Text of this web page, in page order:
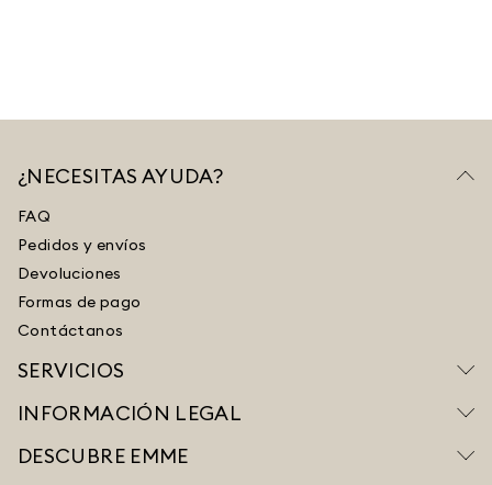
¿NECESITAS AYUDA?
FAQ
Pedidos y envíos
Devoluciones
Formas de pago
Contáctanos
SERVICIOS
INFORMACIÓN LEGAL
DESCUBRE EMME